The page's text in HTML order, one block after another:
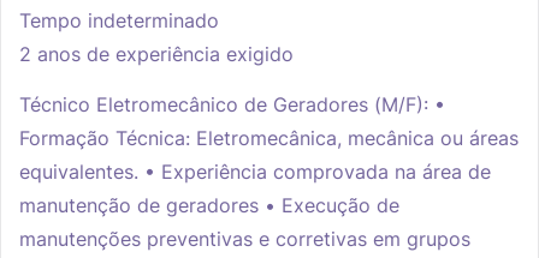
Tempo indeterminado
2 anos de experiência exigido
Técnico Eletromecânico de Geradores (M/F): •
Formação Técnica: Eletromecânica, mecânica ou áreas
equivalentes. • Experiência comprovada na área de
manutenção de geradores • Execução de
manutenções preventivas e corretivas em grupos